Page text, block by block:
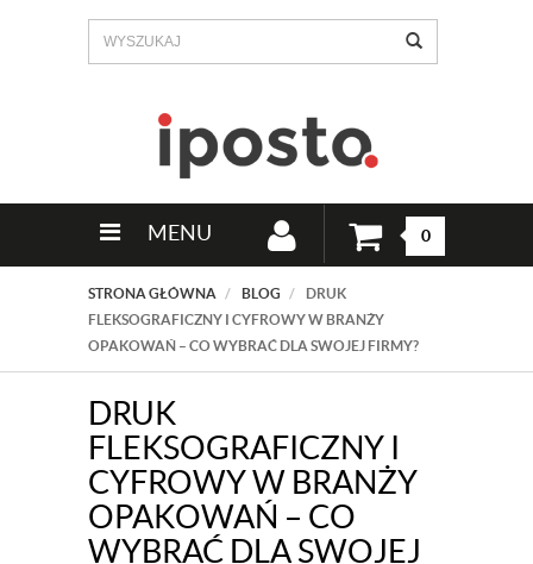
MENU 0
STRONA GŁÓWNA BLOG
DRUK
FLEKSOGRAFICZNY I CYFROWY W BRANŻY
OPAKOWAŃ – CO WYBRAĆ DLA SWOJEJ FIRMY?
DRUK
FLEKSOGRAFICZNY I
CYFROWY W BRANŻY
OPAKOWAŃ – CO
WYBRAĆ DLA SWOJEJ